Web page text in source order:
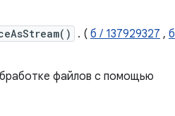
. ( б / 137929327 , б
файлов с помощью